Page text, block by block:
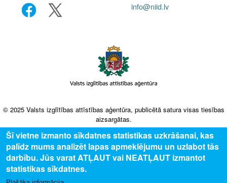
info@niid.lv
© 2025 Valsts izglītības attīstības aģentūra, publicētā satura visas tiesības
aizsargātas.
Šī vietne izmanto sīkdatnes statistikas uzkrāšanai, kas
palīdz mums analizēt lapas apmeklējumu un uzlabot tās
darbību. Jūs varat ATĻAUT vai NEATĻAUT izmantot
statistikas sīkdatnes.